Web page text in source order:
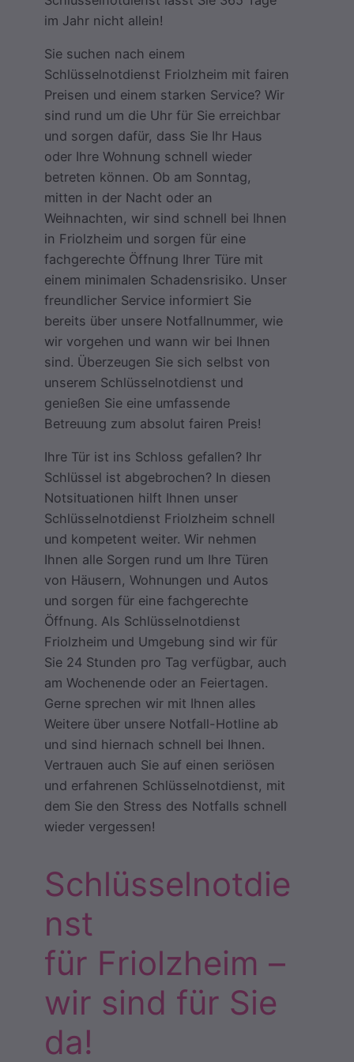
im Jahr nicht allein!
Sie suchen nach einem
Schlüsselnotdienst Friolzheim mit fairen
Preisen und einem starken Service? Wir
sind rund um die Uhr für Sie erreichbar
und sorgen dafür, dass Sie Ihr Haus
oder Ihre Wohnung schnell wieder
betreten können. Ob am Sonntag,
mitten in der Nacht oder an
Weihnachten, wir sind schnell bei Ihnen
in Friolzheim und sorgen für eine
fachgerechte Öffnung Ihrer Türe mit
einem minimalen Schadensrisiko. Unser
freundlicher Service informiert Sie
bereits über unsere Notfallnummer, wie
wir vorgehen und wann wir bei Ihnen
sind. Überzeugen Sie sich selbst von
unserem Schlüsselnotdienst und
genießen Sie eine umfassende
Betreuung zum absolut fairen Preis!
Ihre Tür ist ins Schloss gefallen? Ihr
Schlüssel ist abgebrochen? In diesen
Notsituationen hilft Ihnen unser
Schlüsselnotdienst Friolzheim schnell
und kompetent weiter. Wir nehmen
Ihnen alle Sorgen rund um Ihre Türen
von Häusern, Wohnungen und Autos
und sorgen für eine fachgerechte
Öffnung. Als Schlüsselnotdienst
Friolzheim und Umgebung sind wir für
Sie 24 Stunden pro Tag verfügbar, auch
am Wochenende oder an Feiertagen.
Gerne sprechen wir mit Ihnen alles
Weitere über unsere Notfall-Hotline ab
und sind hiernach schnell bei Ihnen.
Vertrauen auch Sie auf einen seriösen
und erfahrenen Schlüsselnotdienst, mit
dem Sie den Stress des Notfalls schnell
wieder vergessen!
Schlüsselnotdie
nst
für Friolzheim –
wir sind für Sie
da!